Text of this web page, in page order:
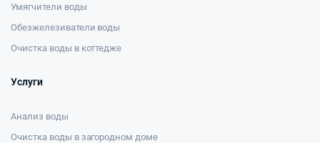
Умягчители воды
Обезжелезиватели воды
Очистка воды в коттедже
Услуги
Анализ воды
Очистка воды в загородном доме